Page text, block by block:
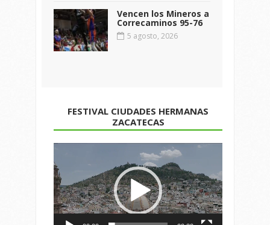
Vencen los Mineros a
Correcaminos 95-76
5 agosto, 2026
FESTIVAL CIUDADES HERMANAS
ZACATECAS
de
vídeo